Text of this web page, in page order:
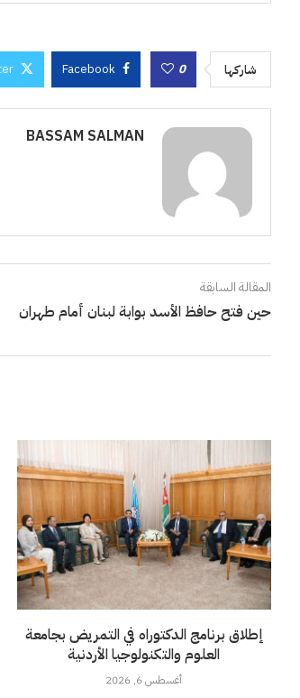
شاركها 0
Facebook
BASSAM SALMAN
المقالة السابقة
حين فتح حافظ الأسد بوابة لبنان أمام طهران
إطلاق برنامج الدكتوراه في التمريض بجامعة
العلوم والتكنولوجيا الأردنية
أغسطس 6, 2026